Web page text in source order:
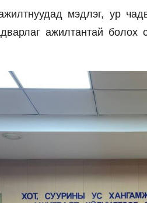
мэдлэг, ур
ажилтантай